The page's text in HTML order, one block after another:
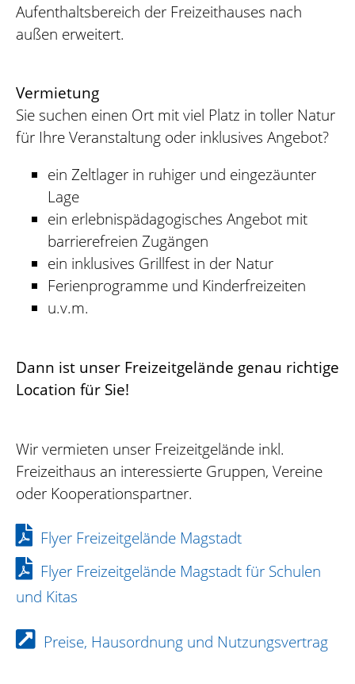
Aufenthaltsbereich der Freizeithauses nach
außen erweitert.
Vermietung
Sie suchen einen Ort mit viel Platz in toller Natur
für Ihre Veranstaltung oder inklusives Angebot?
ein Zeltlager in ruhiger und eingezäunter
Lage
ein erlebnispädagogisches Angebot mit
barrierefreien Zugängen
ein inklusives Grillfest in der Natur
Ferienprogramme und Kinderfreizeiten
u.v.m.
Dann ist unser Freizeitgelände genau richtige
Location für Sie!
Wir vermieten unser Freizeitgelände inkl.
Freizeithaus an interessierte Gruppen, Vereine
oder Kooperationspartner.
Flyer Freizeitgelände Magstadt
Flyer Freizeitgelände Magstadt für Schulen
und Kitas
Preise, Hausordnung und Nutzungsvertrag